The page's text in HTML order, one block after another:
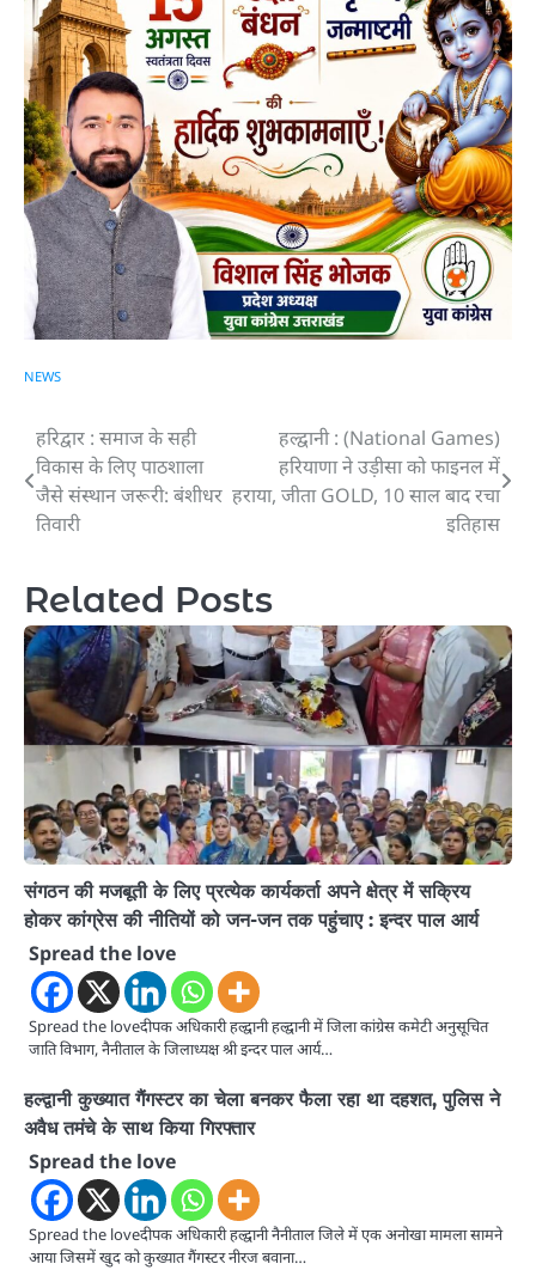
NEWS
Post
navigation
हरिद्वार : समाज के सही
विकास के लिए पाठशाला
जैसे संस्थान जरूरी: बंशीधर
तिवारी
हल्द्वानी : (National Games)
हरियाणा ने उड़ीसा को फाइनल में
हराया, जीता GOLD, 10 साल बाद रचा
इतिहास
Related Posts
संगठन की मजबूती के लिए प्रत्येक कार्यकर्ता अपने क्षेत्र में सक्रिय
होकर कांग्रेस की नीतियों को जन-जन तक पहुंचाए : इन्दर पाल आर्य
Spread the love
Spread the loveदीपक अधिकारी हल्द्वानी हल्द्वानी में जिला कांग्रेस कमेटी अनुसूचित
जाति विभाग, नैनीताल के जिलाध्यक्ष श्री इन्दर पाल आर्य…
हल्द्वानी कुख्यात गैंगस्टर का चेला बनकर फैला रहा था दहशत, पुलिस ने
अवैध तमंचे के साथ किया गिरफ्तार
Spread the love
Spread the loveदीपक अधिकारी हल्द्वानी नैनीताल जिले में एक अनोखा मामला सामने
आया जिसमें खुद को कुख्यात गैंगस्टर नीरज बवाना…